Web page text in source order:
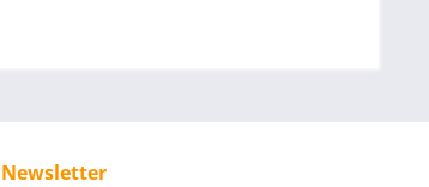
Newsletter